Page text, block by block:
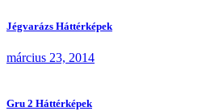
Jégvarázs Háttérképek
március 23, 2014
Gru 2 Háttérképek